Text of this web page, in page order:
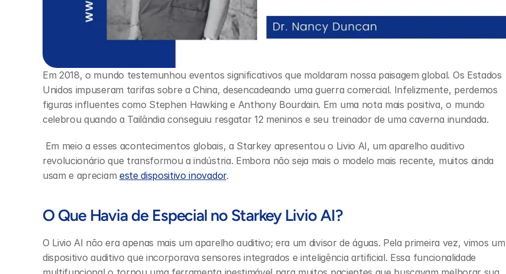
Em 2018, o mundo testemunhou eventos significativos que moldaram nossa paisagem global. Os Estados
Unidos impuseram tarifas sobre a China, desencadeando uma guerra comercial. Infelizmente, perdemos
figuras influentes como Stephen Hawking e Anthony Bourdain. Em uma nota mais positiva, o mundo
celebrou quando a Tailândia conseguiu resgatar 12 meninos e seu treinador de uma caverna inundada.
revolucionário que transformou a indústria. Embora não seja mais o modelo mais recente, muitos ainda
usam e apreciam este dispositivo inovador.
O Que Havia de Especial no Starkey Livio AI?
O Livio AI não era apenas mais um aparelho auditivo; era um divisor de águas. Pela primeira vez, vimos um
dispositivo auditivo que incorporava sensores integrados e inteligência artificial. Essa funcionalidade